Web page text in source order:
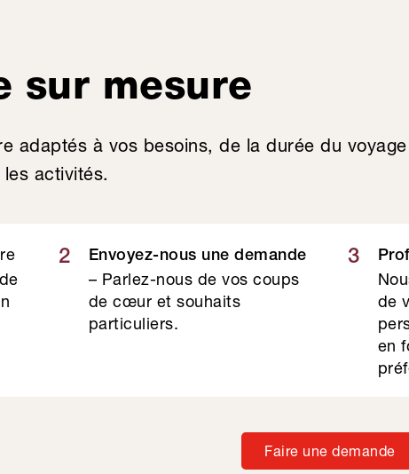
sur mesure
adaptés à vos besoins, de la durée du
activités.
2 Envoyez-nous une demande
– Parlez-nous de vos coups
de cœur et souhaits
particuliers.
3
de
en
Faire une demande